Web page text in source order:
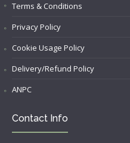
Terms & Conditions
Privacy Policy
Cookie Usage Policy
Delivery/Refund Policy
ANPC
Contact Info